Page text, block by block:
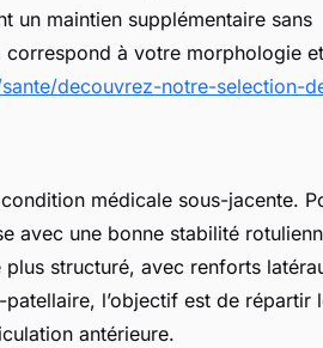
un maintien supplémentaire sans
à votre morphologie
decouvrez-notre-selection-
médicale sous-jacente.
avec une bonne stabilité
structuré, avec renforts
l’objectif est de répartir
antérieure.